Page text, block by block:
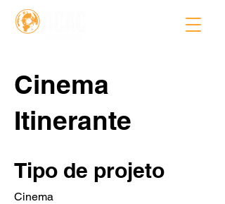
Cinema
Itinerante
Tipo de projeto
Cinema